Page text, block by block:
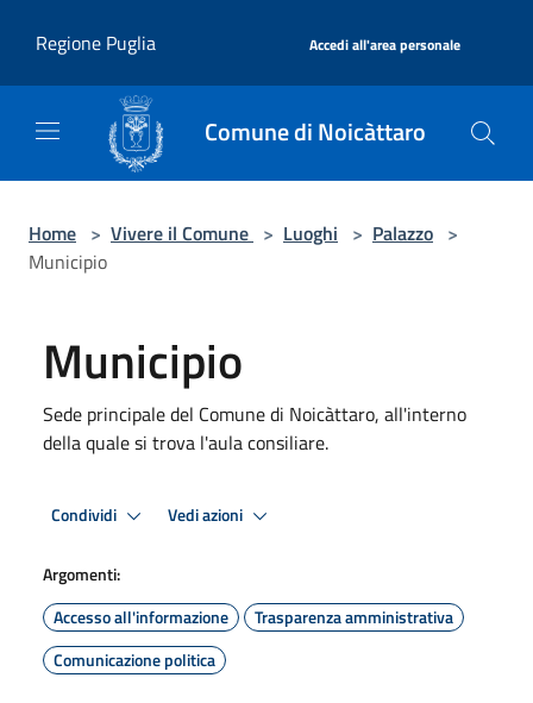
Regione Puglia
Accedi all'area personale
Comune di Noicàttaro
Home > Vivere il Comune > Luoghi > Palazzo >
Municipio
Municipio
Sede principale del Comune di Noicàttaro, all'interno
della quale si trova l'aula consiliare.
Condividi Vedi azioni
Argomenti:
Accesso all'informazione
Trasparenza amministrativa
Comunicazione politica